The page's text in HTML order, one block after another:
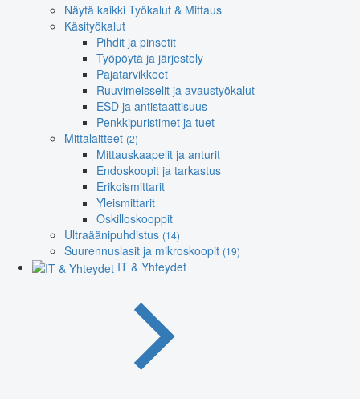
Näytä kaikki Työkalut & Mittaus
Käsityökalut
Pihdit ja pinsetit
Työpöytä ja järjestely
Pajatarvikkeet
Ruuvimeisselit ja avaustyökalut
ESD ja antistaattisuus
Penkkipuristimet ja tuet
Mittalaitteet (2)
Mittauskaapelit ja anturit
Endoskoopit ja tarkastus
Erikoismittarit
Yleismittarit
Oskilloskooppit
Ultraäänipuhdistus (14)
Suurennuslasit ja mikroskoopit (19)
IT & Yhteydet